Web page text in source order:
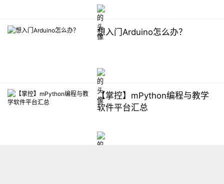
想入门Arduino怎么办？
【掌控】mPython编程与教学
软件平台汇总